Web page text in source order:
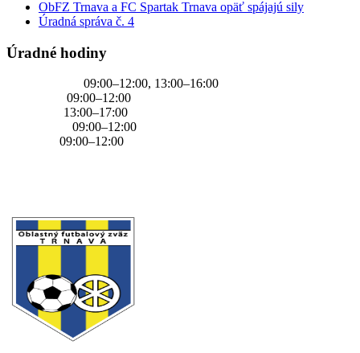
ObFZ Trnava a FC Spartak Trnava opäť spájajú sily
Úradná správa č. 4
Úradné hodiny
09:00–12:00, 13:00–16:00
09:00–12:00
13:00–17:00
09:00–12:00
09:00–12:00